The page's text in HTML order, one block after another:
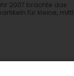
2007 brachte das
für kleine,